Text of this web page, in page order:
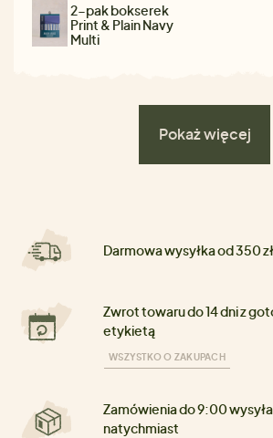
2-pak bokserek
Print & Plain Navy
Multi
Pokaż więcej
Darmowa wysyłka od 350 zł
Zwrot towaru do 14 dni z
etykietą
WSZYSTKO O ZAKUPACH
Zamówienia do 9:00
natychmiast